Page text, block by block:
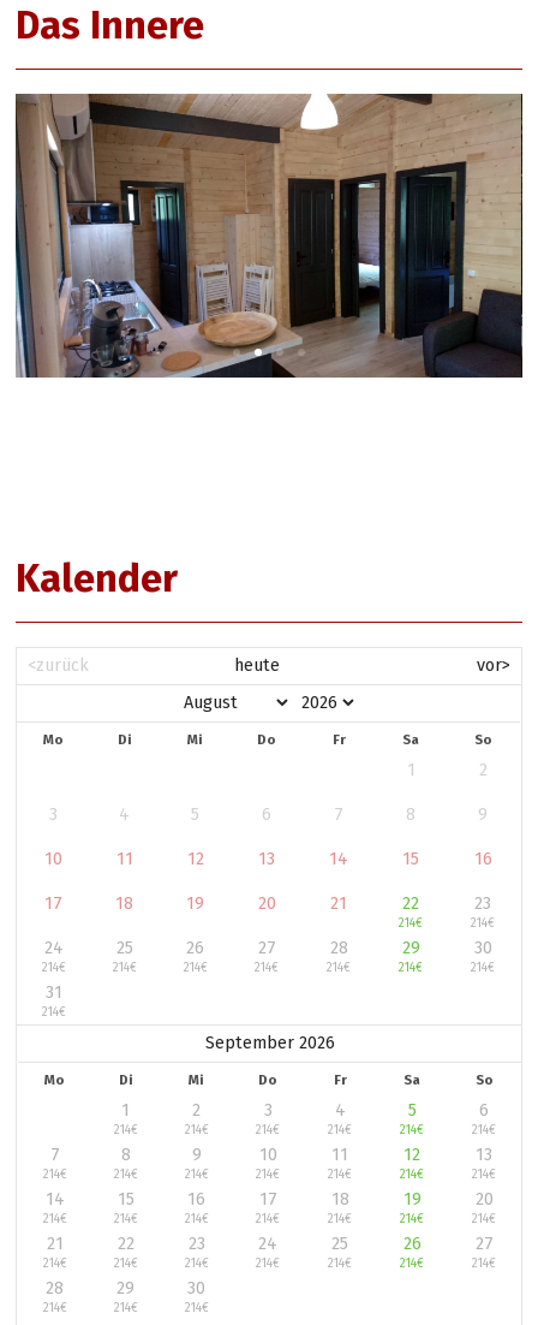
Das Innere
Kalender
<zurück heute vor>
Mo Di Mi Do Fr Sa So
1 2
3 4 5 6 7 8 9
10 11 12 13 14 15 16
17 18 19 20 21 22
214€
23
214€
24
214€
25
214€
26
214€
27
214€
28
214€
29
214€
30
214€
31
214€
September 2026
Mo Di Mi Do Fr Sa So
1
214€
2
214€
3
214€
4
214€
5
214€
6
214€
7
214€
8
214€
9
214€
10
214€
11
214€
12
214€
13
214€
14
214€
15
214€
16
214€
17
214€
18
214€
19
214€
20
214€
21
214€
22
214€
23
214€
24
214€
25
214€
26
214€
27
214€
28
214€
29
214€
30
214€